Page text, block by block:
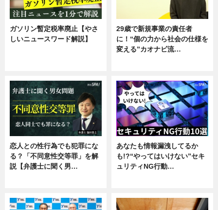
ガソリン暫定税率廃止【やさ
しいニュースワード解説】
29歳で新規事業の責任者
に！“個の力から社会の仕様を
変える”カオナビ流…
恋人との性行為でも犯罪にな
る？「不同意性交等罪」を解
説【弁護士に聞く男…
あなたも情報漏洩してるか
も!?“やってはいけない”セキ
ュリティNG行動…